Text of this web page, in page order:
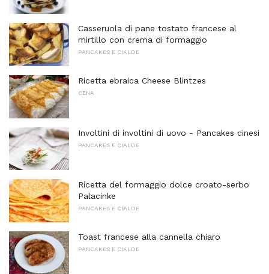
Casseruola di pane tostato francese al
mirtillo con crema di formaggio
PANCAKES E CIALDE
Ricetta ebraica Cheese Blintzes
CENA
Involtini di involtini di uovo - Pancakes cinesi
PANCAKES E CIALDE
Ricetta del formaggio dolce croato-serbo
Palacinke
PANCAKES E CIALDE
Toast francese alla cannella chiaro
PANCAKES E CIALDE